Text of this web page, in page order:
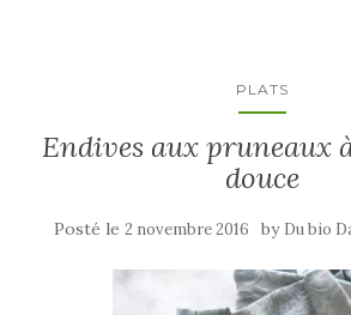
PLATS
Endives aux pruneaux
douce
Posté le 2 novembre 2016 by Du bio